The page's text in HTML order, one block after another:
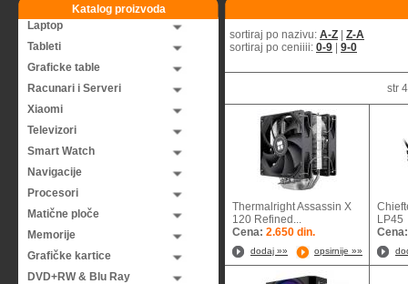
Katalog proizvoda
Laptop
Tableti
Graficke table
Racunari i Serveri
Xiaomi
Televizori
Smart Watch
Navigacije
Procesori
Matične ploče
Memorije
Grafičke kartice
DVD+RW & Blu Ray
sortiraj po nazivu: A-Z
Z-A
sortiraj po ceniiii: 0-9 9-0
str
Thermalright Assassin X
120 Refined...
Cena: 2.650 din.
dodaj »» opsirnije »»